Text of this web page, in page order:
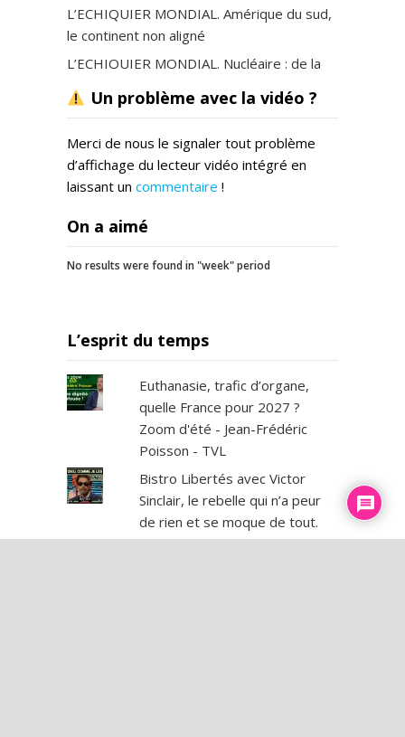
L’ECHIQUIER MONDIAL. Amérique du sud,
le continent non aligné
L’ECHIQUIER MONDIAL. Nucléaire : de la
L’ECHIQUIER MONDIAL. Arménie –
Azerbaïdjan, l’autre conflit
L’ECHIQUIER MONDIAL. Couple franco-
allemand : la grande réinitialisation ?
migratoires divisent l »Europe
Un problème avec la vidéo ?
Merci de nous le signaler tout problème
d’affichage du lecteur vidéo intégré en
laissant un commentaire !
On a aimé
No results were found in "week" period
L’esprit du temps
Euthanasie, trafic d’organe,
quelle France pour 2027 ?
Zoom d'été - Jean-Frédéric
Poisson - TVL
Bistro Libertés avec Victor
Sinclair, le rebelle qui n’a peur
de rien et se moque de tout.